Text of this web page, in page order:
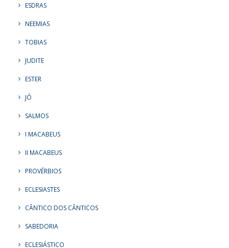
ESDRAS
NEEMIAS
TOBIAS
JUDITE
ESTER
JÓ
SALMOS
I MACABEUS
II MACABEUS
PROVÉRBIOS
ECLESIASTES
CÂNTICO DOS CÂNTICOS
SABEDORIA
ECLESIÁSTICO